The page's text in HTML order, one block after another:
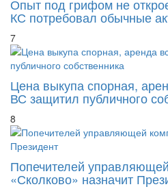
Опыт под грифом не
КС потребовал обычные
7
Цена выкупа спорная,
ВС защитил публичного
8
Попечителей
«Сколково» назначит